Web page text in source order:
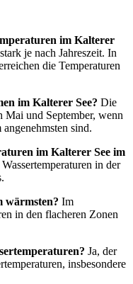
im Kalterer
je nach Jahreszeit. In
die Temperaturen
im Kalterer See? Die
Mai und September, wenn
sind.
im Kalterer See im
in der
wärmsten? Im
in den flacheren Zonen
Ja, der
insbesondere